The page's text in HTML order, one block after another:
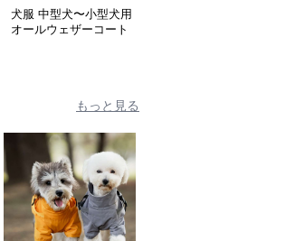
犬服 中型犬〜小型犬用
オールウェザーコート
もっと見る